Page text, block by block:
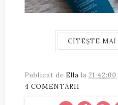
CITEȘTE MAI
Publicat de Ella la 21:42:00
4 COMENTARII